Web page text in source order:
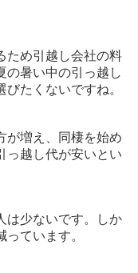
ため引越し会社の料
の暑い中の引っ越し
たくないですね。
が増え、同棲を始め
っ越し代が安いとい
は少ないです。しか
ています。